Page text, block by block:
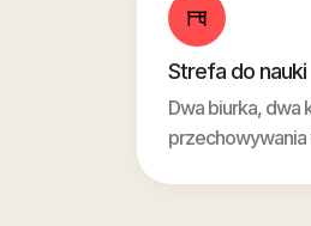
Strefa do nauki
Dwa biurka, dwa
przechowywania